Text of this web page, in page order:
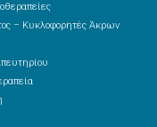
– Κυκλοφορητές Άκρων